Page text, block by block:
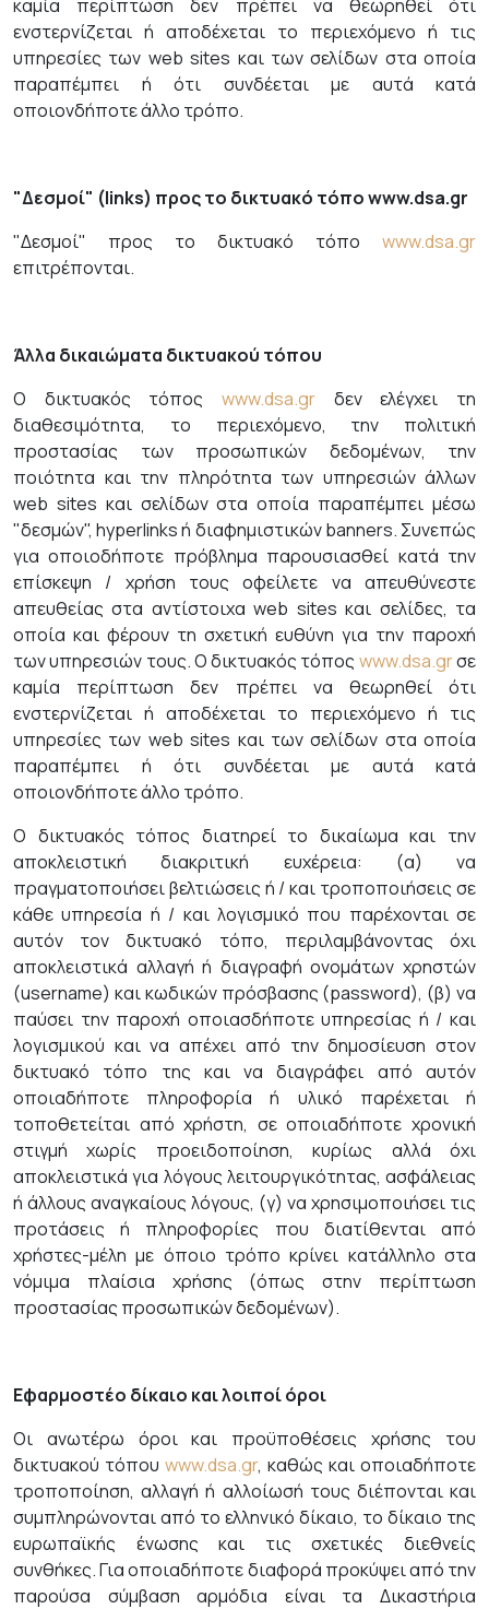
καμία περίπτωση δεν πρέπει να θεωρηθεί ότι
ενστερνίζεται ή αποδέχεται το περιεχόμενο ή τις
υπηρεσίες των web sites και των σελίδων στα οποία
παραπέμπει ή ότι συνδέεται με αυτά κατά
οποιονδήποτε άλλο τρόπο.
"Δεσμοί" (links) προς το δικτυακό τόπο www.dsa.gr
"Δεσμοί" προς το δικτυακό τόπο www.dsa.gr
επιτρέπονται.
Άλλα δικαιώματα δικτυακού τόπου
Ο δικτυακός τόπος www.dsa.gr δεν ελέγχει τη
διαθεσιμότητα, το περιεχόμενο, την πολιτική
προστασίας των προσωπικών δεδομένων, την
ποιότητα και την πληρότητα των υπηρεσιών άλλων
web sites και σελίδων στα οποία παραπέμπει μέσω
"δεσμών", hyperlinks ή διαφημιστικών banners. Συνεπώς
για οποιοδήποτε πρόβλημα παρουσιασθεί κατά την
επίσκεψη / χρήση τους οφείλετε να απευθύνεστε
απευθείας στα αντίστοιχα web sites και σελίδες, τα
οποία και φέρουν τη σχετική ευθύνη για την παροχή
των υπηρεσιών τους. Ο δικτυακός τόπος www.dsa.grσε
καμία περίπτωση δεν πρέπει να θεωρηθεί ότι
ενστερνίζεται ή αποδέχεται το περιεχόμενο ή τις
υπηρεσίες των web sites και των σελίδων στα οποία
παραπέμπει ή ότι συνδέεται με αυτά κατά
οποιονδήποτε άλλο τρόπο.
O δικτυακός τόπος διατηρεί το δικαίωμα και την
αποκλειστική διακριτική ευχέρεια: (α) να
πραγματοποιήσει βελτιώσεις ή / και τροποποιήσεις σε
κάθε υπηρεσία ή / και λογισμικό που παρέχονται σε
αυτόν τον δικτυακό τόπο, περιλαμβάνοντας όχι
αποκλειστικά αλλαγή ή διαγραφή ονομάτων χρηστών
(username) και κωδικών πρόσβασης (password), (β) να
παύσει την παροχή οποιασδήποτε υπηρεσίας ή / και
λογισμικού και να απέχει από την δημοσίευση στον
δικτυακό τόπο της και να διαγράφει από αυτόν
οποιαδήποτε πληροφορία ή υλικό παρέχεται ή
τοποθετείται από χρήστη, σε οποιαδήποτε χρονική
στιγμή χωρίς προειδοποίηση, κυρίως αλλά όχι
αποκλειστικά για λόγους λειτουργικότητας, ασφάλειας
ή άλλους αναγκαίους λόγους, (γ) να χρησιμοποιήσει τις
προτάσεις ή πληροφορίες που διατίθενται από
χρήστες-μέλη με όποιο τρόπο κρίνει κατάλληλο στα
νόμιμα πλαίσια χρήσης (όπως στην περίπτωση
προστασίας προσωπικών δεδομένων).
Εφαρμοστέο δίκαιο και λοιποί όροι
Οι ανωτέρω όροι και προϋποθέσεις χρήσης του
δικτυακού τόπου www.dsa.gr, καθώς και οποιαδήποτε
τροποποίηση, αλλαγή ή αλλοίωσή τους διέπονται και
συμπληρώνονται από το ελληνικό δίκαιο, το δίκαιο της
ευρωπαϊκής ένωσης και τις σχετικές διεθνείς
συνθήκες. Για οποιαδήποτε διαφορά προκύψει από την
παρούσα σύμβαση αρμόδια είναι τα Δικαστήρια